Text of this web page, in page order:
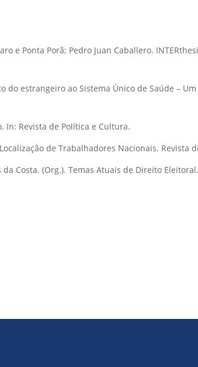
Ponta Porã; Pedro Juan Caballero.
estrangeiro ao Sistema Único de Saúde –
In: Revista de Política e Cultura.
de Trabalhadores Nacionais. Revista
Costa. (Org.). Temas Atuais de Direito